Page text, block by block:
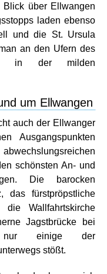
über Ellwangen
laden ebenso
und die St. Ursula
an den Ufern des
in der milden
um Ellwangen
auch der Ellwanger
Ausgangspunkten
schönsten An- und
Die barocken
das fürstpröpstliche
Wallfahrtskirche
Jagstbrücke bei
nur einige der
stößt.